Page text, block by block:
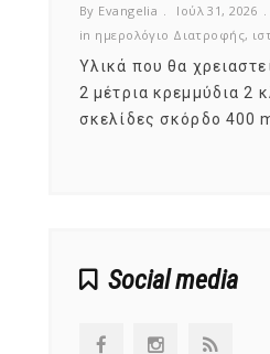
By Evangelia
Ιούλ 31, 2026
in ημερολόγιο Διατροφής,
Υλικά που θα
2 μέτρια κρεμμύδια 2
σκελίδες σκόρδο 400
Social media